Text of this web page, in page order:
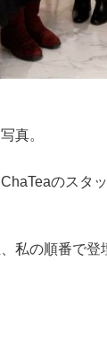
真。
のスタ
私の順番で